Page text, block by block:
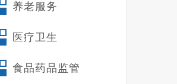
养老服务
医疗卫生
食品药品监管